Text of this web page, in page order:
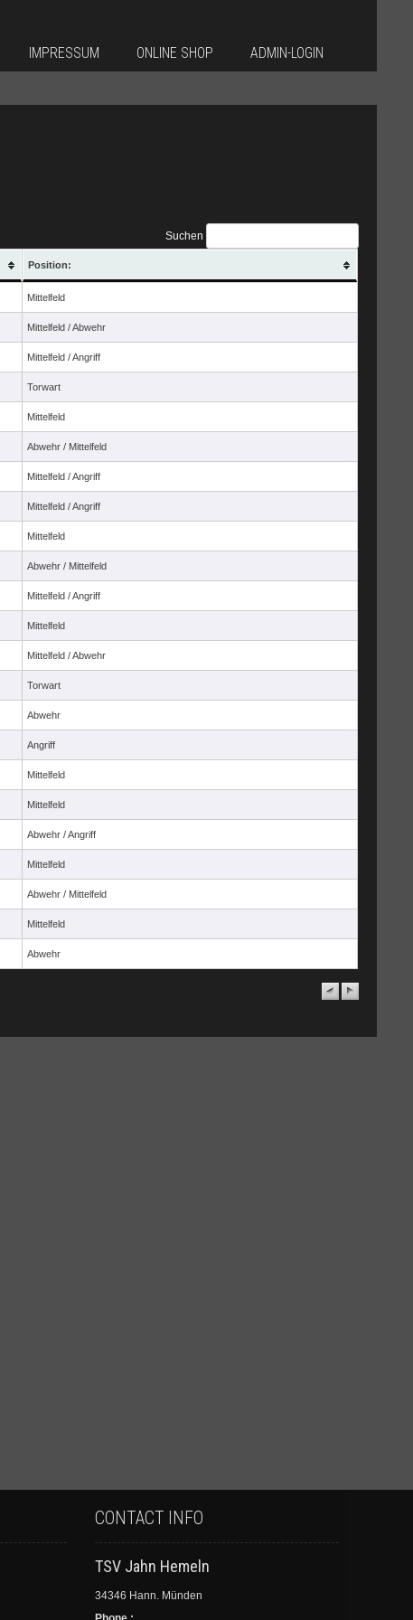
IMPRESSUM ONLINE SHOP ADMIN-LOGIN
Suchen
Position:
Mittelfeld
Mittelfeld / Abwehr
Mittelfeld / Angriff
Torwart
Mittelfeld
Abwehr / Mittelfeld
Mittelfeld / Angriff
Mittelfeld / Angriff
Mittelfeld
Abwehr / Mittelfeld
Mittelfeld / Angriff
Mittelfeld
Mittelfeld / Abwehr
Torwart
Abwehr
Angriff
Mittelfeld
Mittelfeld
Abwehr / Angriff
Mittelfeld
Abwehr / Mittelfeld
Mittelfeld
Abwehr
CONTACT INFO
TSV Jahn Hemeln
34346 Hann. Münden